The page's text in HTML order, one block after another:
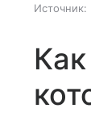
Источник: